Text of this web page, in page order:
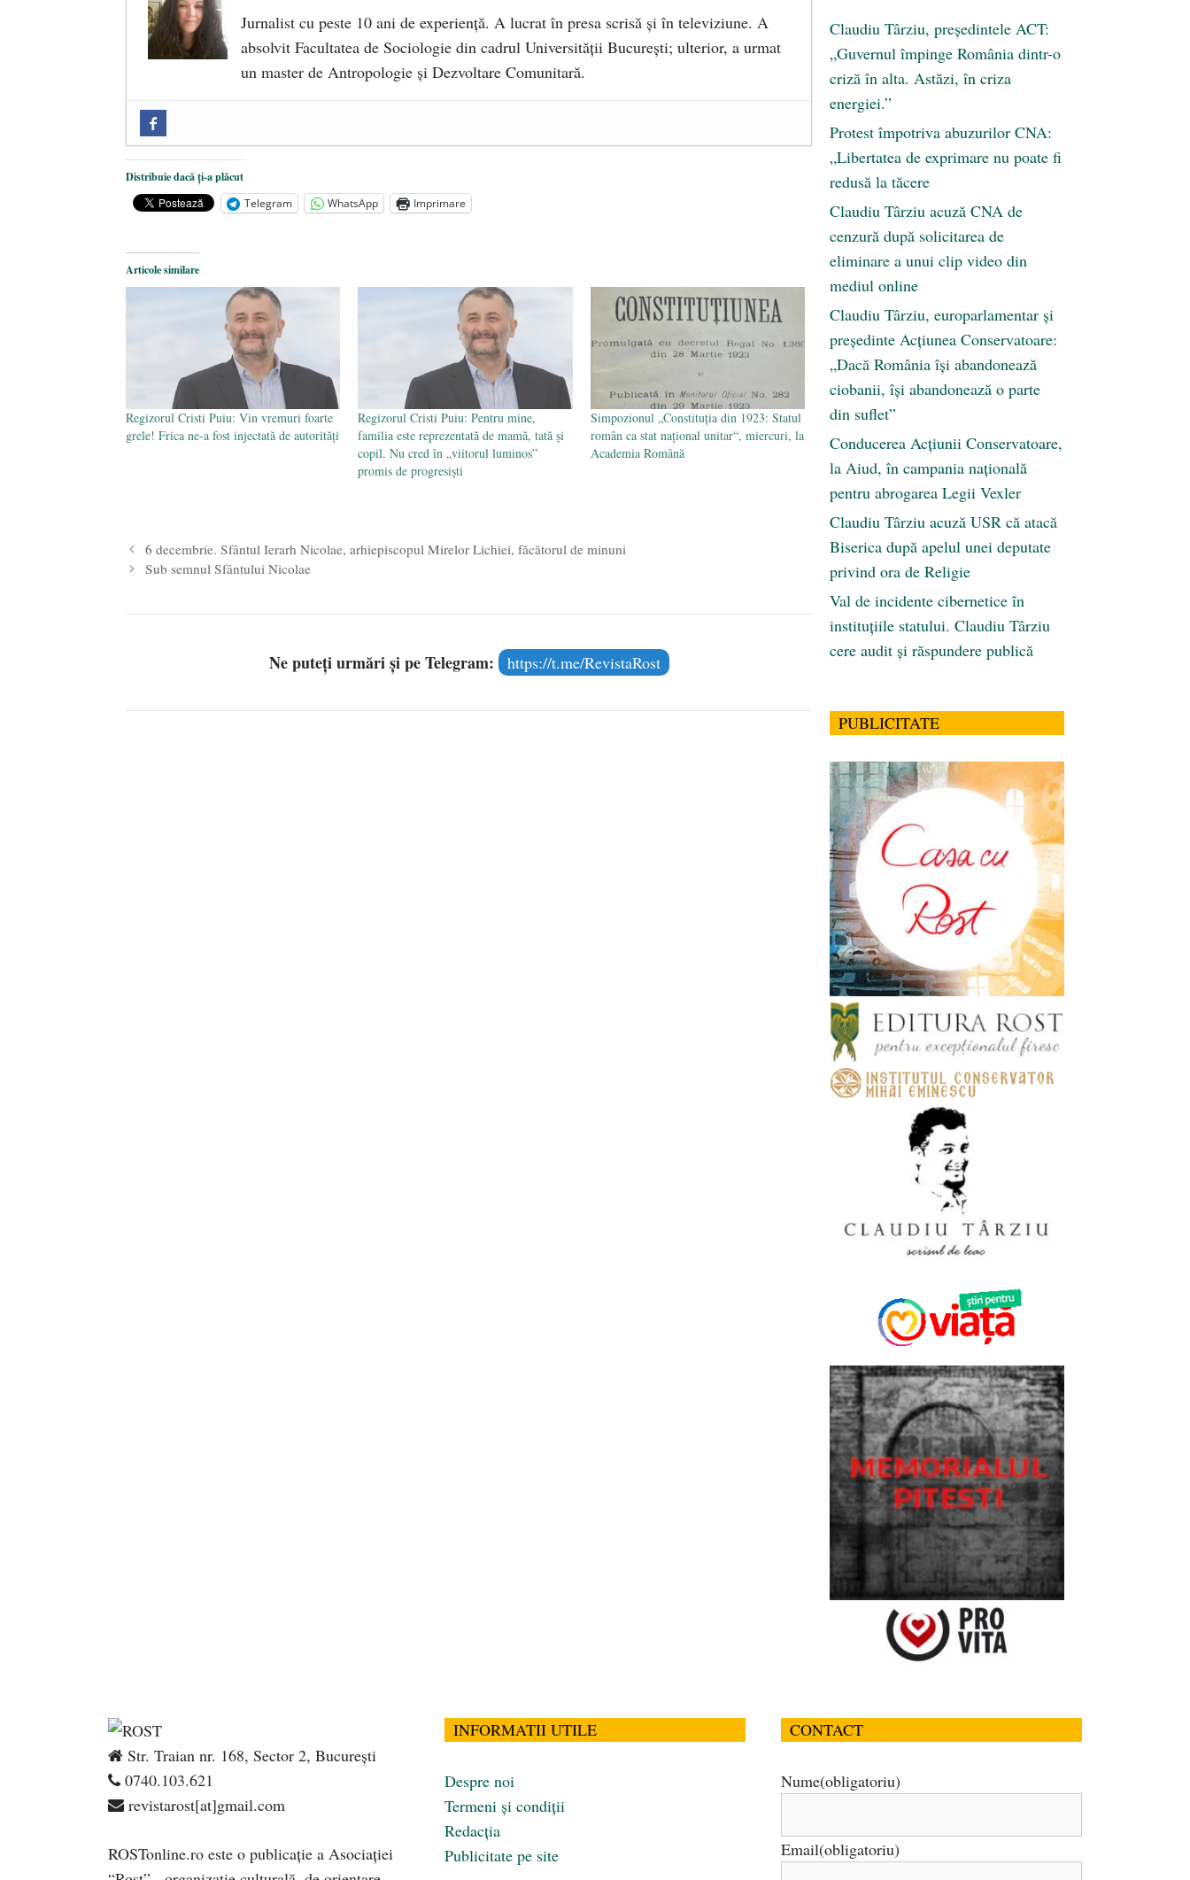
Jurnalist cu peste 10 ani de experiență. A lucrat în presa scrisă și în televiziune. A
absolvit Facultatea de Sociologie din cadrul Universității București; ulterior, a urmat
un master de Antropologie și Dezvoltare Comunitară.
comemorat la 102 ani de la naștere - 29 iulie 2024
„Carnea cultivată” în laborator, tot mai aproape de autorizare pentru comercializare în UE
iulie 2024
2024
Distribuie dacă ți-a plăcut
Telegram
WhatsApp Imprimare
Articole similare
Regizorul Cristi Puiu: Vin vremuri foarte
grele! Frica ne-a fost injectată de autorităţi
Regizorul Cristi Puiu: Pentru mine,
familia este reprezentată de mamă, tată și
copil. Nu cred în „viitorul luminos”
promis de progresiști
Simpozionul „Constituția din 1923: Statul
român ca stat național unitar“, miercuri, la
Academia Română
6 decembrie. Sfântul Ierarh Nicolae, arhiepiscopul Mirelor Lichiei, făcătorul de minuni
Sub semnul Sfântului Nicolae
Ne puteți urmări și pe Telegram: https://t.me/RevistaRost
Claudiu Târziu, președintele ACT:
„Guvernul împinge România dintr-o
criză în alta. Astăzi, în criza
energiei.”
Protest împotriva abuzurilor CNA:
„Libertatea de exprimare nu poate fi
redusă la tăcere
Claudiu Târziu acuză CNA de
cenzură după solicitarea de
eliminare a unui clip video din
mediul online
Claudiu Târziu, europarlamentar și
președinte Acțiunea Conservatoare:
„Dacă România își abandonează
ciobanii, își abandonează o parte
din suflet”
Conducerea Acțiunii Conservatoare,
la Aiud, în campania națională
pentru abrogarea Legii Vexler
Claudiu Târziu acuză USR că atacă
Biserica după apelul unei deputate
privind ora de Religie
Val de incidente cibernetice în
instituțiile statului. Claudiu Târziu
cere audit și răspundere publică
PUBLICITATE
Str. Traian nr. 168, Sector 2, București
0740.103.621
revistarost[at]gmail.com
ROSTonline.ro este o publicaţie a Asociaţiei
INFORMATII UTILE
Despre noi
Termeni și condiții
Redacția
Publicitate pe site
CONTACT
Nume(obligatoriu)
Email(obligatoriu)